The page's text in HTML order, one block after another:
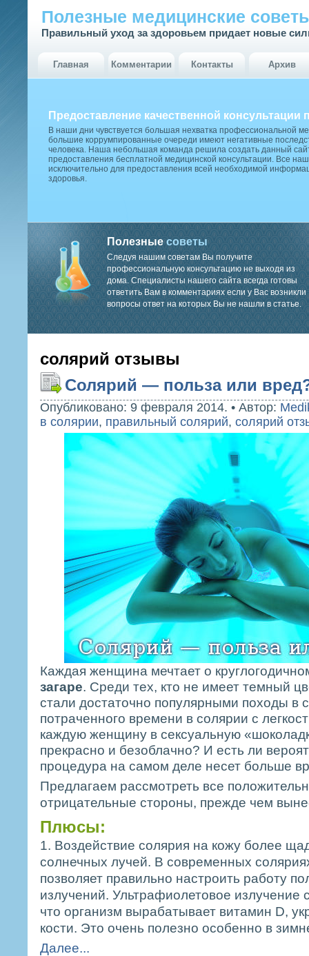
Полезные медицинские
Правильный уход за здоровьем придает новые
Главная Комментарии Контакты Архив
Предоставление качественной консультации
В наши дни чувствуется большая нехватка профессиональной
большие коррумпированные очереди имеют негативные
человека. Наша небольшая команда решила создать данный
предоставления бесплатной медицинской консультации. Все
исключительно для предоставления всей необходимой
здоровья.
Полезныесоветы
Следуя нашим советам Вы получите
профессиональную консультацию не выходя из
дома. Специалисты нашего сайта всегда готовы
ответить Вам в комментариях если у Вас возникли
вопросы ответ на которых Вы не нашли в статье.
солярий отзывы
Солярий — польза или
Опубликовано: 9 февраля 2014. • Автор:
в солярии, правильный солярий, солярий
Каждая женщина мечтает о
загаре. Среди тех, кто не имеет темный
стали достаточно популярными походы в
потраченного времени в солярии с
каждую женщину в сексуальную
прекрасно и безоблачно? И есть ли
процедура на самом деле несет больше
Предлагаем рассмотреть все
отрицательные стороны, прежде чем
Плюсы:
1. Воздействие солярия на кожу более
солнечных лучей. В современных
позволяет правильно настроить работу
излучений. Ультрафиолетовое излучение
что организм вырабатывает витамин D,
кости. Это очень полезно особенно в
Далее...